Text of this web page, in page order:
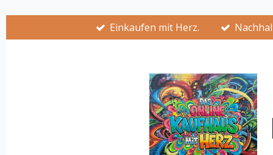
springen
Einkaufen mit Herz.